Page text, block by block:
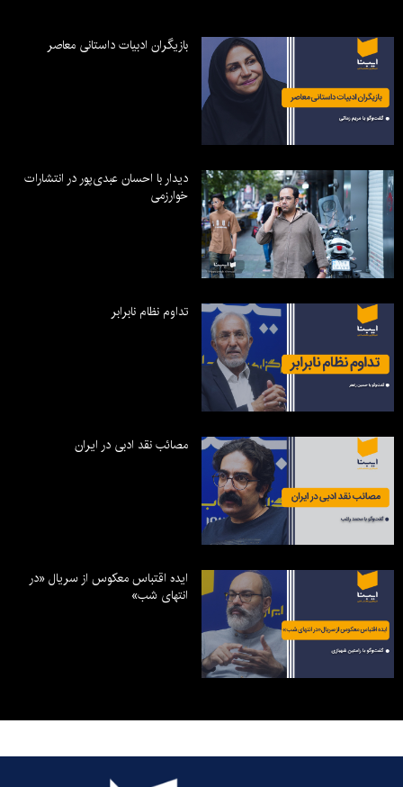
بازیگران ادبیات داستانی معاصر
دیدار با احسان عبدی‌پور در انتشارات
خوارزمی
تداوم نظام نابرابر
مصائب نقد ادبی در ایران
ایده اقتباس معکوس از سریال «در
انتهای شب»